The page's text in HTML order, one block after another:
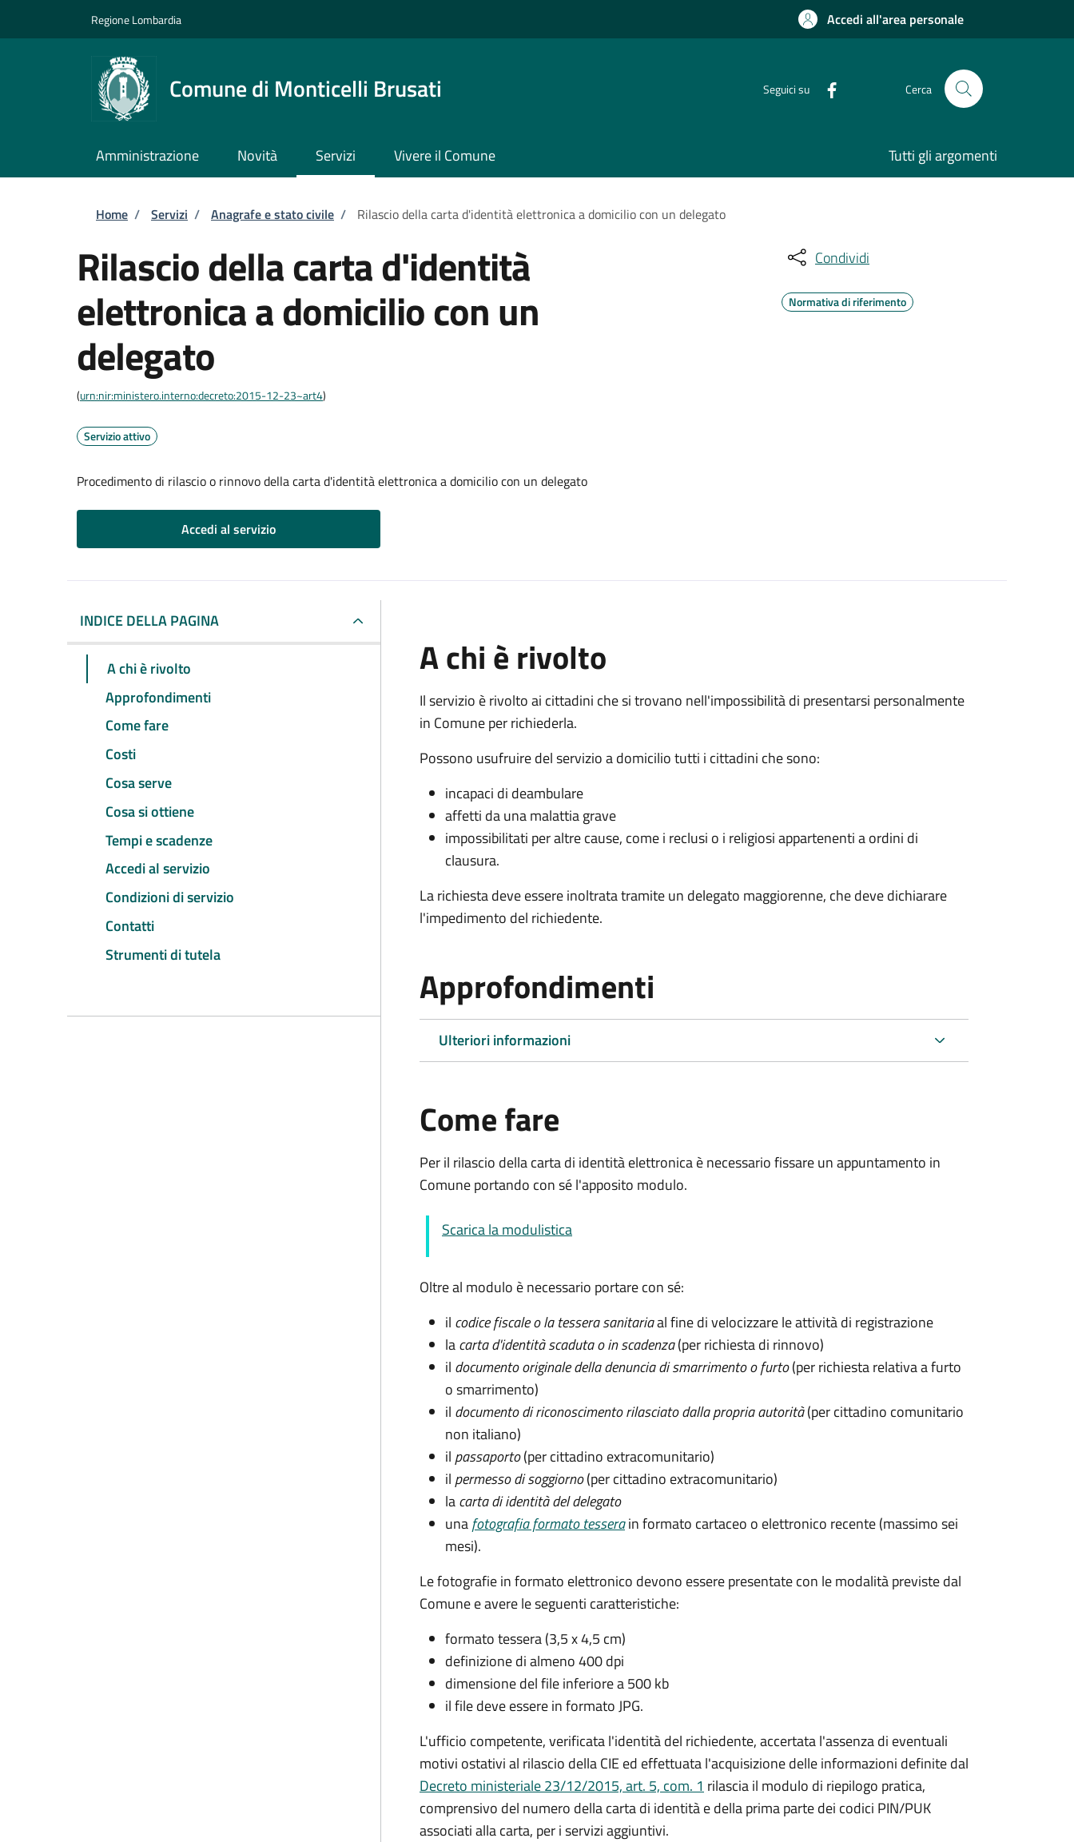
Regione Lombardia Accedi all'area personale
Comune di Monticelli Brusati Seguici su Cerca
Amministrazione Novità Servizi Vivere il Comune Tutti gli argomenti
Briciole di pane
Home / Servizi / Anagrafe e stato civile / Rilascio della carta d'identità elettronica a domicilio con un delegato
Rilascio della carta d'identità
elettronica a domicilio con un
delegato
(urn:nir:ministero.interno:decreto:2015-12-23~art4)
Servizio attivo
Procedimento di rilascio o rinnovo della carta d'identità elettronica a domicilio con un delegato
Accedi al servizio
Condividi
Normativa di riferimento
INDICE DELLA PAGINA
A chi è rivolto
Approfondimenti
Come fare
Costi
Cosa serve
Cosa si ottiene
Tempi e scadenze
Accedi al servizio
Condizioni di servizio
Contatti
Strumenti di tutela
A chi è rivolto
Il servizio è rivolto ai cittadini che si trovano nell'impossibilità di presentarsi personalmente
in Comune per richiederla.
Possono usufruire del servizio a domicilio tutti i cittadini che sono:
incapaci di deambulare
affetti da una malattia grave
impossibilitati per altre cause, come i reclusi o i religiosi appartenenti a ordini di
clausura.
La richiesta deve essere inoltrata tramite un delegato maggiorenne, che deve dichiarare
l'impedimento del richiedente.
Approfondimenti
Ulteriori informazioni
Come fare
Per il rilascio della carta di identità elettronica è necessario fissare un appuntamento in
Comune portando con sé l'apposito modulo.
Scarica la modulistica
Oltre al modulo è necessario portare con sé:
il codice fiscale o la tessera sanitariaal fine di velocizzare le attività di registrazione
lacarta d'identità scaduta o in scadenza(per richiesta di rinnovo)
il documento originale della denuncia di smarrimento o furto(per richiesta relativa a furto
o smarrimento)
il documento di riconoscimento rilasciato dalla propria autorità(per cittadino comunitario
non italiano)
il passaporto(per cittadino extracomunitario)
il permesso di soggiorno(per cittadino extracomunitario)
lacarta di identità del delegato
unafotografia formato tesserain formato cartaceo o elettronico recente (massimo sei
mesi).
Le fotografie in formato elettronico devono essere presentate con le modalità previste dal
Comune e avere le seguenti caratteristiche:
formato tessera (3,5 x 4,5 cm)
definizione di almeno 400 dpi
dimensione del file inferiore a 500 kb
il file deve essere in formato JPG.
L'ufficio competente, verificata l'identità del richiedente, accertata l'assenza di eventuali
motivi ostativi al rilascio della CIE ed effettuata l'acquisizione delle informazioni definite dal
Decreto ministeriale 23/12/2015, art. 5, com. 1 rilascia il modulo di riepilogo pratica,
comprensivo del numero della carta di identità e della prima parte dei codici PIN/PUK
associati alla carta, per i servizi aggiuntivi.